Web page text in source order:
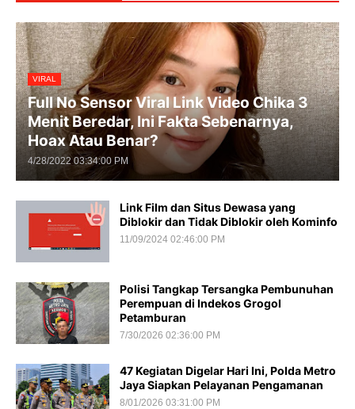
VIRAL
Full No Sensor Viral Link Video Chika 3
Menit Beredar, Ini Fakta Sebenarnya,
Hoax Atau Benar?
4/28/2022 03:34:00 PM
Link Film dan Situs Dewasa yang
Diblokir dan Tidak Diblokir oleh Kominfo
11/09/2024 02:46:00 PM
Polisi Tangkap Tersangka Pembunuhan
Perempuan di Indekos Grogol
Petamburan
7/30/2026 02:36:00 PM
47 Kegiatan Digelar Hari Ini, Polda Metro
Jaya Siapkan Pelayanan Pengamanan
8/01/2026 03:31:00 PM